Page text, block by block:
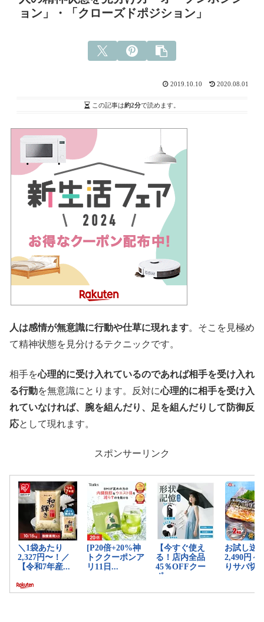
ョン」・「クローズドポジション」
2019.10.10 2020.08.01
この記事は約2分で読めます。
人は感情が無意識に行動や仕草に現れます。そこを見極め
て精神状態を見分けるテクニックです。
相手を心理的に受け入れているのであれば相手を受け入れ
る行動を無意識にとります。反対に心理的に相手を受け入
れていなければ、腕を組んだり、足を組んだりして防御反
応として現れます。
スポンサーリンク